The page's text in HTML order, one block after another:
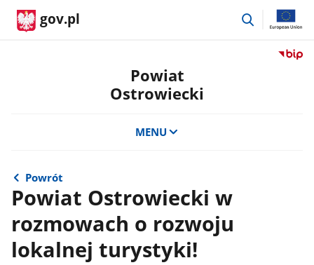
gov.pl
przejdź
Przejdź
Powiat
Ostrowiecki
MENU
Powrót
Powiat Ostrowiecki w
rozmowach o rozwoju
lokalnej turystyki!